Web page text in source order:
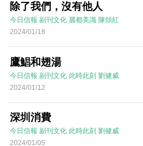
除了我們，沒有他人
今日信報 副刊文化 麗都美識 陳頌紅
2024/01/18
鷹鯧和翅湯
今日信報 副刊文化 此時此刻 劉健威
2024/01/12
深圳消費
今日信報 副刊文化 此時此刻 劉健威
2024/01/05